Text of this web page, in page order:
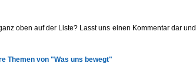
oben auf der Liste? Lasst uns einen Kommentar dar und
Themen von "Was uns bewegt"